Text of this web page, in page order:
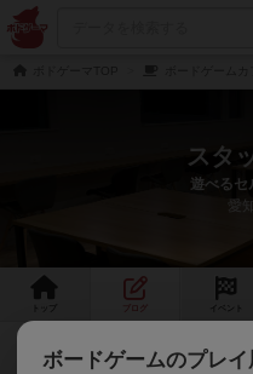
スタ
遊べるセ
愛
オープン！
ボードゲームのプレ